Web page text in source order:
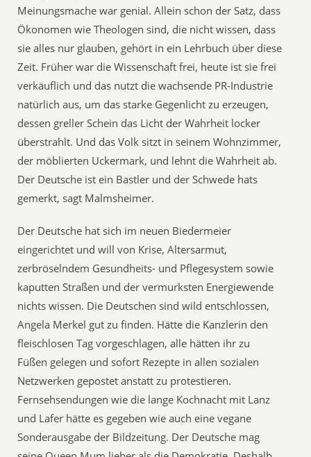
Meinungsmache war genial. Allein schon der Satz, dass
Ökonomen wie Theologen sind, die nicht wissen, dass
sie alles nur glauben, gehört in ein Lehrbuch über diese
Zeit. Früher war die Wissenschaft frei, heute ist sie frei
verkäuflich und das nutzt die wachsende PR-Industrie
natürlich aus, um das starke Gegenlicht zu erzeugen,
dessen greller Schein das Licht der Wahrheit locker
überstrahlt. Und das Volk sitzt in seinem Wohnzimmer,
der möblierten Uckermark, und lehnt die Wahrheit ab.
Der Deutsche ist ein Bastler und der Schwede hats
gemerkt, sagt Malmsheimer.
Der Deutsche hat sich im neuen Biedermeier
eingerichtet und will von Krise, Altersarmut,
zerbröselndem Gesundheits- und Pflegesystem sowie
kaputten Straßen und der vermurksten Energiewende
nichts wissen. Die Deutschen sind wild entschlossen,
Angela Merkel gut zu finden. Hätte die Kanzlerin den
fleischlosen Tag vorgeschlagen, alle hätten ihr zu
Füßen gelegen und sofort Rezepte in allen sozialen
Netzwerken gepostet anstatt zu protestieren.
Fernsehsendungen wie die lange Kochnacht mit Lanz
und Lafer hätte es gegeben wie auch eine vegane
Sonderausgabe der Bildzeitung. Der Deutsche mag